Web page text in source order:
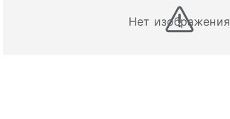
Нет изображения